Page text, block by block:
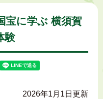
宝に学ぶ 横須賀
験
2026年1月1日更新